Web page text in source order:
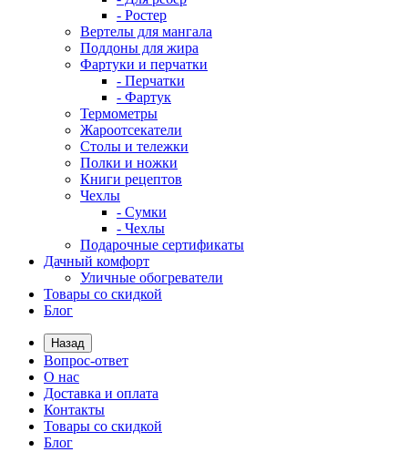
- Ростер
Вертелы для мангала
Поддоны для жира
Фартуки и перчатки
- Перчатки
- Фартук
Термометры
Жароотсекатели
Столы и тележки
Полки и ножки
Книги рецептов
Чехлы
- Сумки
- Чехлы
Подарочные сертификаты
Дачный комфорт
Уличные обогреватели
Товары со скидкой
Блог
Назад
Вопрос-ответ
О нас
Доставка и оплата
Контакты
Товары со скидкой
Блог